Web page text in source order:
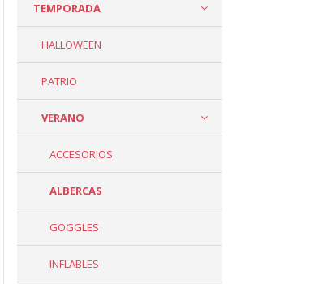
TEMPORADA
HALLOWEEN
PATRIO
VERANO
ACCESORIOS
ALBERCAS
GOGGLES
INFLABLES